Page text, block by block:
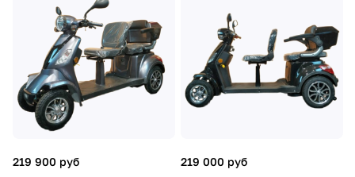
219 900 руб
219 000 руб